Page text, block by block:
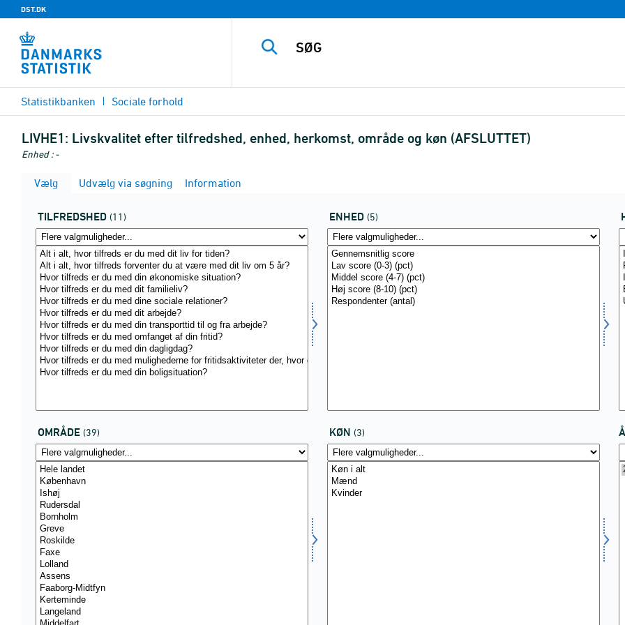
DST.DK
Statistikbanken Sociale forhold
LIVHE1: Livskvalitet efter tilfredshed, enhed, herkomst, område og køn (AFSLUTTET)
Enhed : -
Vælg Udvælg via søgning Information
TILFREDSHED (11) ENHED (5)
OMRÅDE (39) KØN (3)